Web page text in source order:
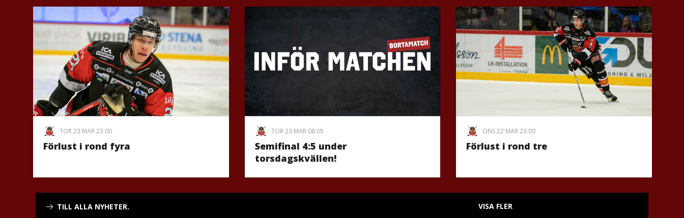
TOR 23 MAR 23:00
Förlust i rond fyra
TOR 23 MAR 08:05
Semifinal 4:5 under
torsdagskvällen!
ONS 22 MAR 23:00
Förlust i rond tre
VISA FLER
TILL ALLA NYHETER.